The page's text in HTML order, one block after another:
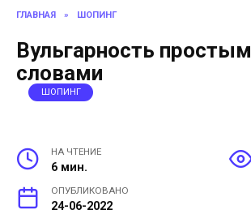
ГЛАВНАЯ » ШОПИНГ
Вульгарность
словами
ШОПИНГ
НА ЧТЕНИЕ
6 мин.
ОПУБЛИКОВАНО
24-06-2022